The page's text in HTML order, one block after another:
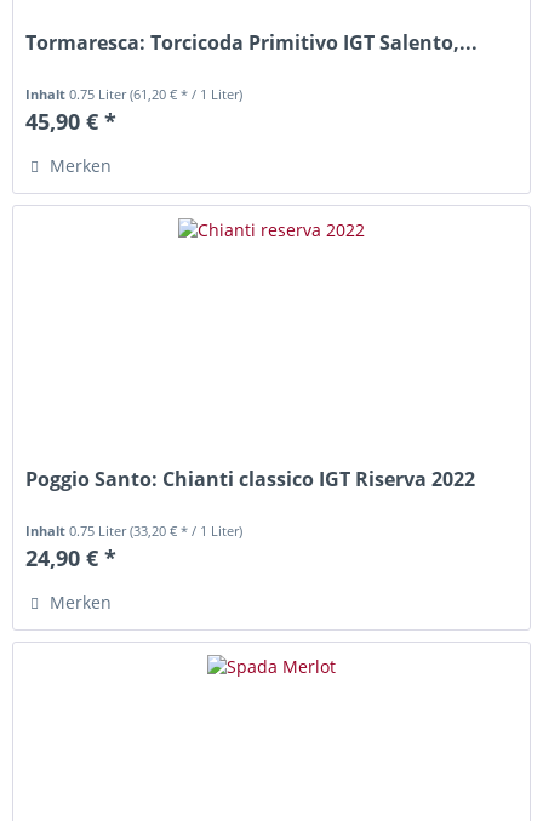
Tormaresca: Torcicoda Primitivo IGT Salento,...
Inhalt0.75 Liter(61,20 € * / 1 Liter)
45,90 € *
Merken
Poggio Santo: Chianti classico IGT Riserva 2022
Inhalt0.75 Liter(33,20 € * / 1 Liter)
24,90 € *
Merken